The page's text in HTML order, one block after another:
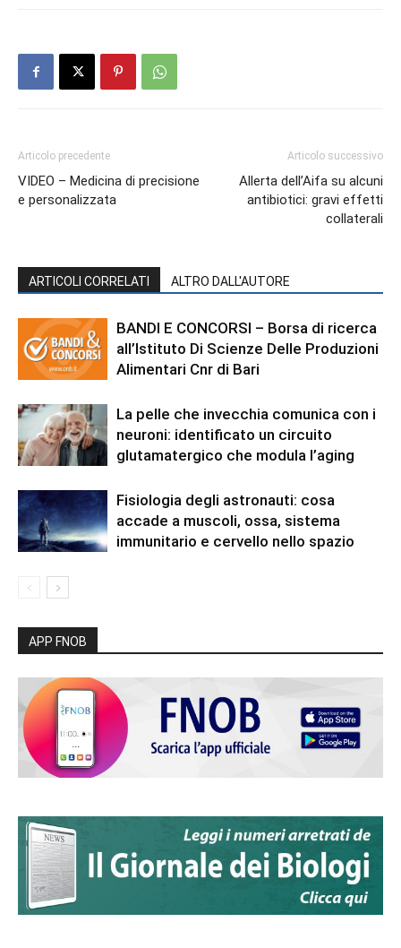
Articolo precedente
VIDEO – Medicina di precisione
e personalizzata
Articolo successivo
Allerta dell’Aifa su alcuni
antibiotici: gravi effetti
collaterali
ARTICOLI CORRELATI ALTRO DALL'AUTORE
BANDI E CONCORSI – Borsa di ricerca
all’Istituto Di Scienze Delle Produzioni
Alimentari Cnr di Bari
La pelle che invecchia comunica con i
neuroni: identificato un circuito
glutamatergico che modula l’aging
Fisiologia degli astronauti: cosa
accade a muscoli, ossa, sistema
immunitario e cervello nello spazio
APP FNOB